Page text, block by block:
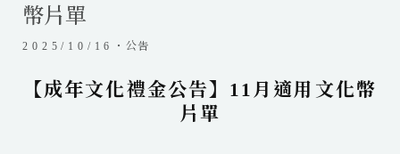
幣片單
2025/10/16 ・公告
【成年文化禮金公告】11月適用文化幣
片單